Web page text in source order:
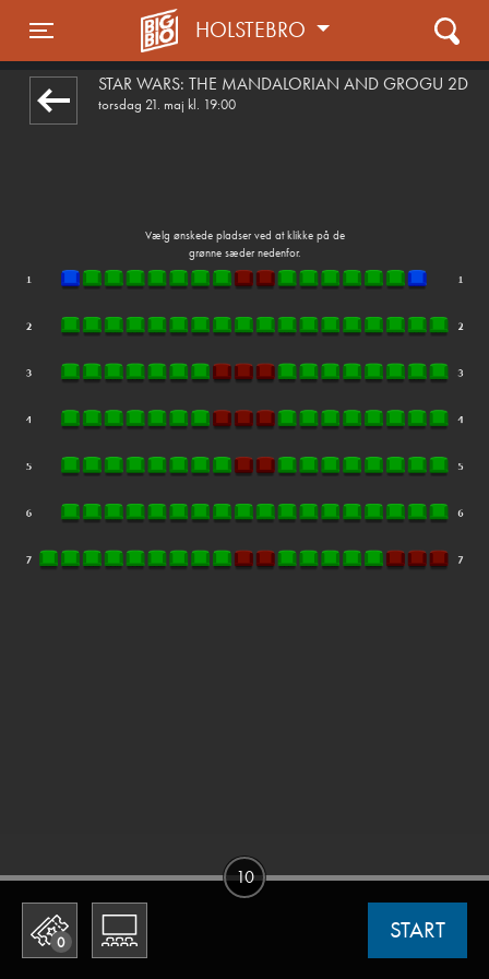
Toggle navigation
HOLSTEBRO
STAR WARS: THE MANDALORIAN AND GROGU 2D
torsdag 21. maj kl. 19:00
Vælg ønskede pladser ved at klikke på de
grønne sæder nedenfor.
0 START
10
1step-front02 023854